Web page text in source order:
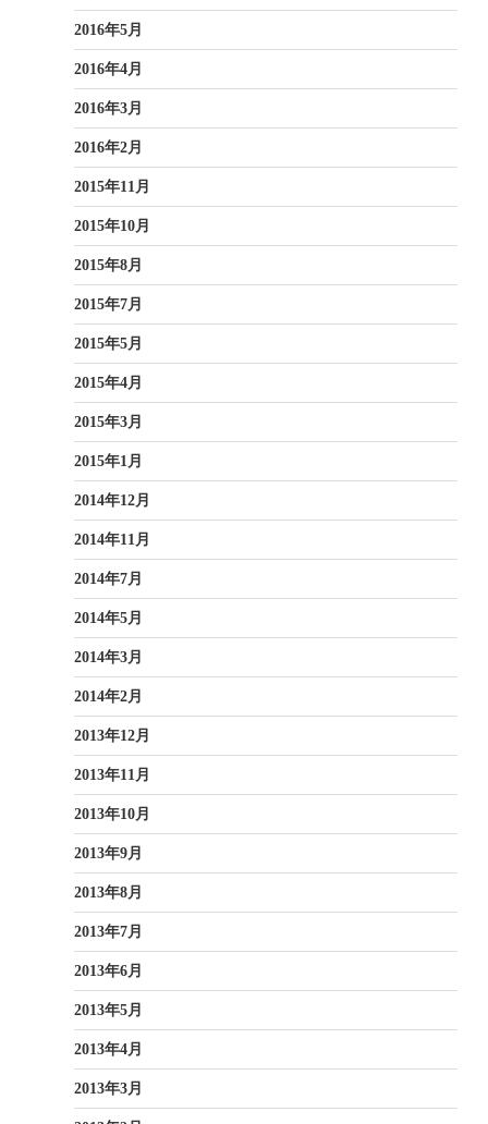
2016年5月
2016年4月
2016年3月
2016年2月
2015年11月
2015年10月
2015年8月
2015年7月
2015年5月
2015年4月
2015年3月
2015年1月
2014年12月
2014年11月
2014年7月
2014年5月
2014年3月
2014年2月
2013年12月
2013年11月
2013年10月
2013年9月
2013年8月
2013年7月
2013年6月
2013年5月
2013年4月
2013年3月